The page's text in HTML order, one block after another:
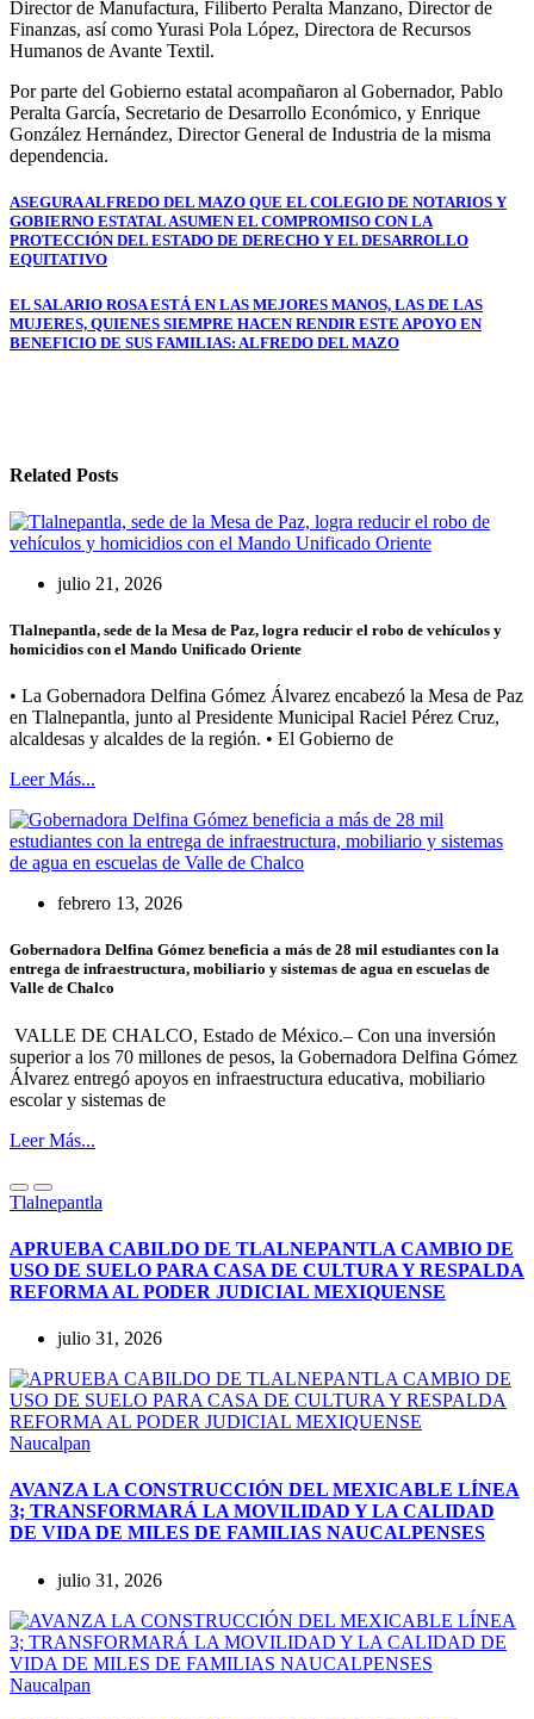
Director de Manufactura, Filiberto Peralta Manzano, Director de
Finanzas, así como Yurasi Pola López, Directora de Recursos
Humanos de Avante Textil.
Por parte del Gobierno estatal acompañaron al Gobernador, Pablo
Peralta García, Secretario de Desarrollo Económico, y Enrique
González Hernández, Director General de Industria de la misma
dependencia.
Navegación
de
entradas
ASEGURA ALFREDO DEL MAZO QUE EL COLEGIO DE NOTARIOS Y
GOBIERNO ESTATAL ASUMEN EL COMPROMISO CON LA
PROTECCIÓN DEL ESTADO DE DERECHO Y EL DESARROLLO
EQUITATIVO
EL SALARIO ROSA ESTÁ EN LAS MEJORES MANOS, LAS DE LAS
MUJERES, QUIENES SIEMPRE HACEN RENDIR ESTE APOYO EN
BENEFICIO DE SUS FAMILIAS: ALFREDO DEL MAZO
Related Posts
julio 21, 2026
Tlalnepantla, sede de la Mesa de Paz, logra reducir el robo de vehículos y
homicidios con el Mando Unificado Oriente
• La Gobernadora Delfina Gómez Álvarez encabezó la Mesa de Paz
en Tlalnepantla, junto al Presidente Municipal Raciel Pérez Cruz,
alcaldesas y alcaldes de la región. • El Gobierno de
Leer Más...
febrero 13, 2026
Gobernadora Delfina Gómez beneficia a más de 28 mil estudiantes con la
entrega de infraestructura, mobiliario y sistemas de agua en escuelas de
Valle de Chalco
VALLE DE CHALCO, Estado de México.– Con una inversión
superior a los 70 millones de pesos, la Gobernadora Delfina Gómez
Álvarez entregó apoyos en infraestructura educativa, mobiliario
escolar y sistemas de
Leer Más...
Tlalnepantla
APRUEBA CABILDO DE TLALNEPANTLA CAMBIO DE
USO DE SUELO PARA CASA DE CULTURA Y RESPALDA
REFORMA AL PODER JUDICIAL MEXIQUENSE
julio 31, 2026
Naucalpan
AVANZA LA CONSTRUCCIÓN DEL MEXICABLE LÍNEA
3; TRANSFORMARÁ LA MOVILIDAD Y LA CALIDAD
DE VIDA DE MILES DE FAMILIAS NAUCALPENSES
julio 31, 2026
Naucalpan